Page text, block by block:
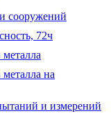
сооружений
72ч
на
и измерений